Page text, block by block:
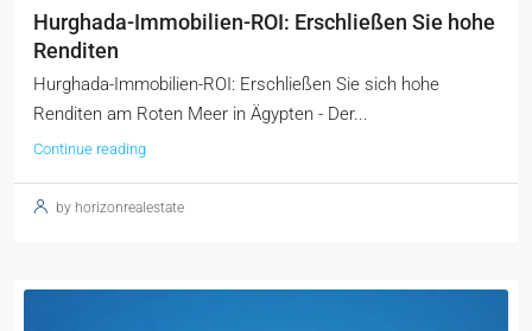
Hurghada-Immobilien-ROI: Erschließen Sie hohe
Renditen
Hurghada-Immobilien-ROI: Erschließen Sie sich hohe
Renditen am Roten Meer in Ägypten - Der...
Continue reading
by horizonrealestate